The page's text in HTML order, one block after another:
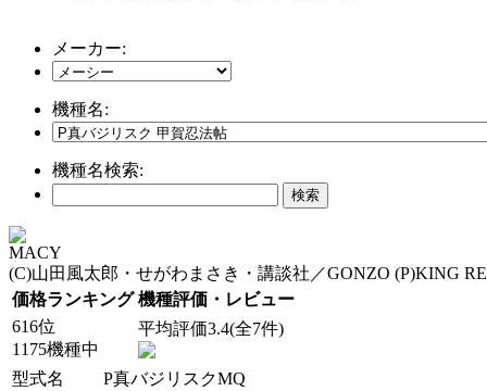
メーカー:
機種名:
機種名検索:
MACY
(C)山田風太郎・せがわまさき・講談社／GONZO (P)KING
価格ランキング 機種評価・レビュー
616位
1175機種中
平均評価3.4(全7件)
型式名
P真バジリスクMQ